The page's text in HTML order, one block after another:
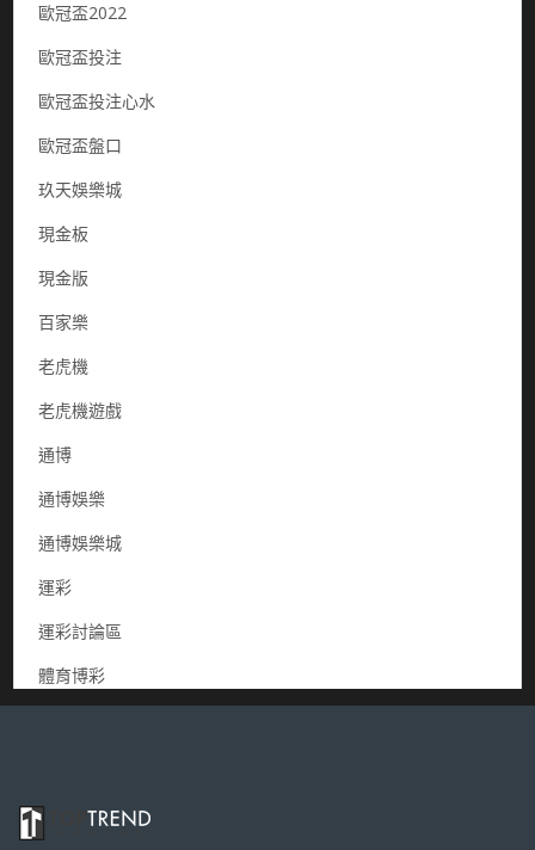
歐冠盃2022
歐冠盃投注
歐冠盃投注心水
歐冠盃盤口
玖天娛樂城
現金板
現金版
百家樂
老虎機
老虎機遊戲
通博
通博娛樂
通博娛樂城
運彩
運彩討論區
體育博彩